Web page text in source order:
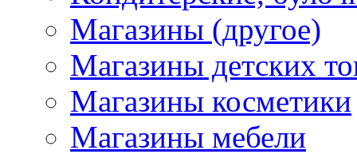
Магазины (другое)
Магазины детских
Магазины косметики
Магазины мебели